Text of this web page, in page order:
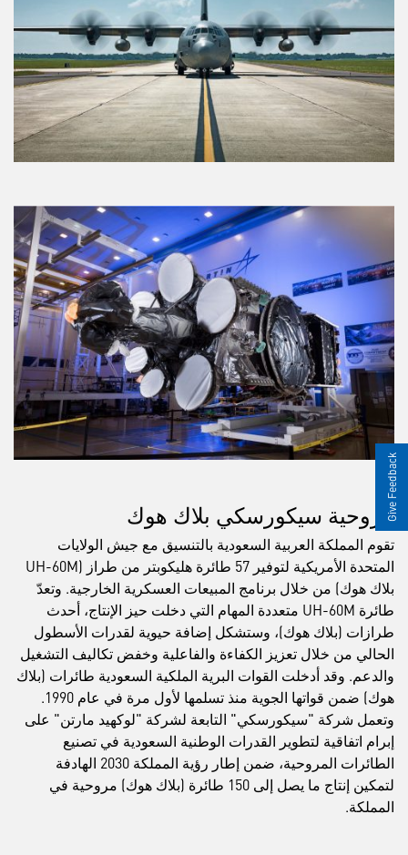
مروحية سيكورسكي بلاك هوك
تقوم المملكة العربية السعودية بالتنسيق مع جيش الولايات
المتحدة الأمريكية لتوفير 57 طائرة هليكوبتر من طراز (UH-60M
بلاك هوك) من خلال برنامج المبيعات العسكرية الخارجية. وتعدّ
طائرة UH-60M متعددة المهام التي دخلت حيز الإنتاج، أحدث
طرازات (بلاك هوك)، وستشكل إضافة حيوية لقدرات الأسطول
الحالي من خلال تعزيز الكفاءة والفاعلية وخفض تكاليف التشغيل
والدعم. وقد أدخلت القوات البرية الملكية السعودية طائرات (بلاك
هوك) ضمن قواتها الجوية منذ تسلمها لأول مرة في عام 1990.
وتعمل شركة "سيكورسكي" التابعة لشركة "لوكهيد مارتن" على
إبرام اتفاقية لتطوير القدرات الوطنية السعودية في تصنيع
الطائرات المروحية، ضمن إطار رؤية المملكة 2030 الهادفة
لتمكين إنتاج ما يصل إلى 150 طائرة (بلاك هوك) مروحية في
المملكة.
Give Feedback